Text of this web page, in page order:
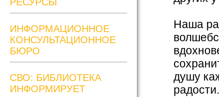
ИНФОРМАЦИОННОЕ
КОНСУЛЬТАЦИОННОЕ
БЮРО
СВО: БИБЛИОТЕКА
ИНФОРМИРУЕТ
Наша
душу
радости.